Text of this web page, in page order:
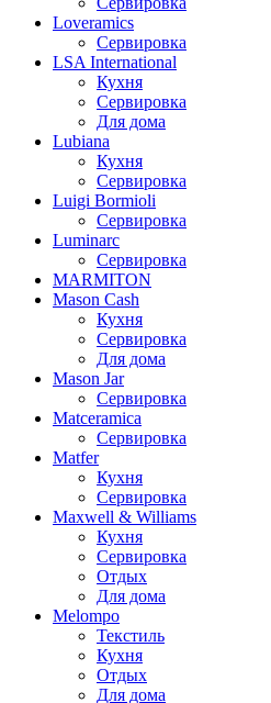
Loveramics
Сервировка
LSA International
Кухня
Сервировка
Для дома
Lubiana
Кухня
Сервировка
Luigi Bormioli
Сервировка
Luminarc
Сервировка
MARMITON
Mason Cash
Кухня
Сервировка
Для дома
Mason Jar
Сервировка
Matceramica
Сервировка
Matfer
Кухня
Сервировка
Maxwell & Williams
Кухня
Сервировка
Отдых
Для дома
Melompo
Текстиль
Кухня
Отдых
Для дома